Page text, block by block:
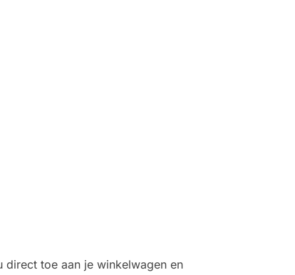
direct toe aan je winkelwagen en